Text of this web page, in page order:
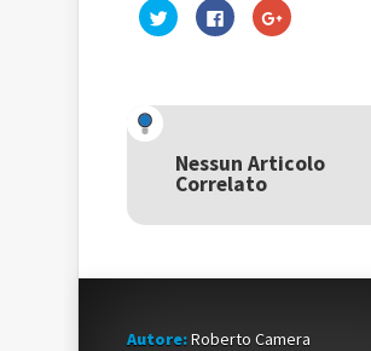
Fai
clic
una
nuova
finestra)
Fai
clic
nuova
finestra)
Fai
clic
una
nuova
Nessun Articolo
Correlato
Autore:Roberto Camera